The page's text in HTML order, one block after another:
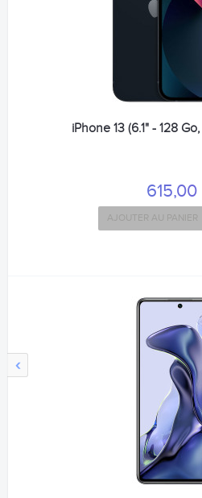
‹
iPhone 13 (6.1" - 128
AJOUTER AU PANIER